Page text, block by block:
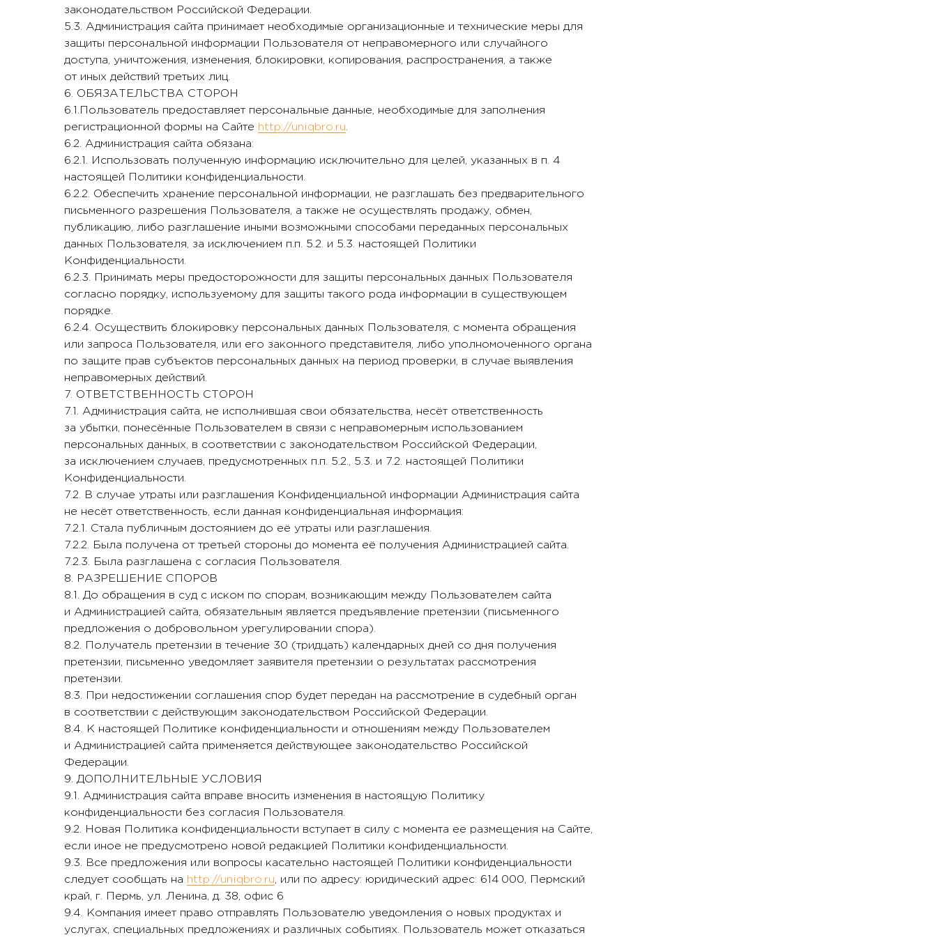
законодательством Российской Федерации.
5.3. Администрация сайта принимает необходимые организационные и технические меры для
защиты персональной информации Пользователя от неправомерного или случайного
доступа, уничтожения, изменения, блокировки, копирования, распространения, а также
от иных действий третьих лиц.
6. ОБЯЗАТЕЛЬСТВА СТОРОН
6.1.Пользователь предоставляет персональные данные, необходимые для заполнения
регистрационной формы на Сайте http://uniqbro.ru.
6.2. Администрация сайта обязана:
6.2.1. Использовать полученную информацию исключительно для целей, указанных в п. 4
настоящей Политики конфиденциальности.
6.2.2. Обеспечить хранение персональной информации, не разглашать без предварительного
письменного разрешения Пользователя, а также не осуществлять продажу, обмен,
публикацию, либо разглашение иными возможными способами переданных персональных
данных Пользователя, за исключением п.п. 5.2. и 5.3. настоящей Политики
Конфиденциальности.
6.2.3. Принимать меры предосторожности для защиты персональных данных Пользователя
согласно порядку, используемому для защиты такого рода информации в существующем
порядке.
6.2.4. Осуществить блокировку персональных данных Пользователя, с момента обращения
или запроса Пользователя, или его законного представителя, либо уполномоченного органа
по защите прав субъектов персональных данных на период проверки, в случае выявления
неправомерных действий.
7. ОТВЕТСТВЕННОСТЬ СТОРОН
7.1. Администрация сайта, не исполнившая свои обязательства, несёт ответственность
за убытки, понесённые Пользователем в связи с неправомерным использованием
персональных данных, в соответствии с законодательством Российской Федерации,
за исключением случаев, предусмотренных п.п. 5.2., 5.3. и 7.2. настоящей Политики
Конфиденциальности.
7.2. В случае утраты или разглашения Конфиденциальной информации Администрация сайта
не несёт ответственность, если данная конфиденциальная информация:
7.2.1. Стала публичным достоянием до её утраты или разглашения.
7.2.2. Была получена от третьей стороны до момента её получения Администрацией сайта.
7.2.3. Была разглашена с согласия Пользователя.
8. РАЗРЕШЕНИЕ СПОРОВ
8.1. До обращения в суд с иском по спорам, возникающим между Пользователем сайта
и Администрацией сайта, обязательным является предъявление претензии (письменного
предложения о добровольном урегулировании спора).
8.2. Получатель претензии в течение 30 (тридцать) календарных дней со дня получения
претензии, письменно уведомляет заявителя претензии о результатах рассмотрения
претензии.
8.3. При недостижении соглашения спор будет передан на рассмотрение в судебный орган
в соответствии с действующим законодательством Российской Федерации.
8.4. К настоящей Политике конфиденциальности и отношениям между Пользователем
и Администрацией сайта применяется действующее законодательство Российской
Федерации.
9. ДОПОЛНИТЕЛЬНЫЕ УСЛОВИЯ
9.1. Администрация сайта вправе вносить изменения в настоящую Политику
конфиденциальности без согласия Пользователя.
9.2. Новая Политика конфиденциальности вступает в силу с момента ее размещения на Сайте,
если иное не предусмотрено новой редакцией Политики конфиденциальности.
9.3. Все предложения или вопросы касательно настоящей Политики конфиденциальности
следует сообщать на http://uniqbro.ru, или по адресу: юридический адрес: 614 000, Пермский
край, г. Пермь, ул. Ленина, д. 38, офис 6
9.4. Компания имеет право отправлять Пользователю уведомления о новых продуктах и
услугах, специальных предложениях и различных событиях. Пользователь может отказаться